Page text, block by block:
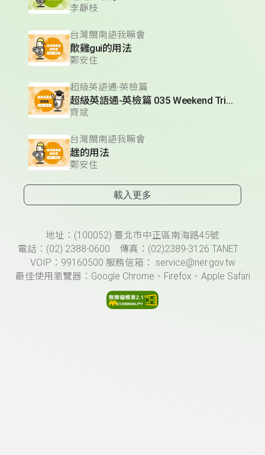
李靜枝
台灣閩南語我嘛會
歕雞gui的用法
鄭安住
超級英語通-英檢篇
超級英語通-英檢篇 035 Weekend Trip- 週末旅遊
齊斌
台灣閩南語我嘛會
趖的用法
鄭安住
載入更多
頁尾資訊地址：(100052) 臺北市中正區南海路45號
電話：(02) 2388-0600 傳真：(02)2389-3126 TANET
VOIP：99160500 服務信箱： service@ner.gov.tw
最佳使用瀏覽器：Google Chrome、Firefox、Apple Safari